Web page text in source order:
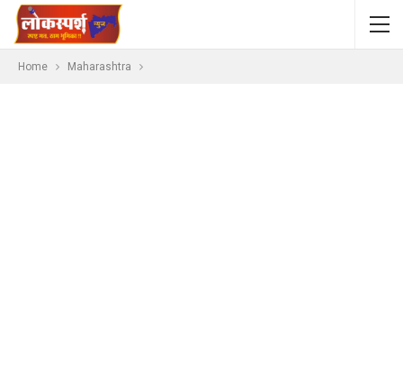
Home Maharashtra